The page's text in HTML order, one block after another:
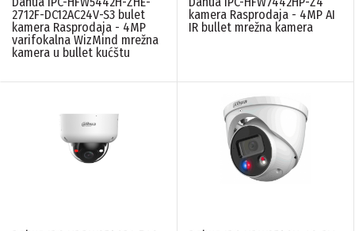
2712F-DC12AC24V-S3 bulet
kamera Rasprodaja - 4MP
varifokalna WizMind mrežna
kamera u bullet kućštu
kamera Rasprodaja - 4MP AI
IR bullet mrežna kamera